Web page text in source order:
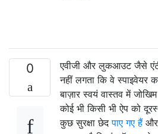
0
एवीजी और लुकआउट जैसे
नहीं लगता कि वे स्पाइवेयर
बाज़ार स्वयं वास्तव में
कोई भी किसी भी ऐप को
कुछ सुरक्षा छेदपाए गए हैंऔर